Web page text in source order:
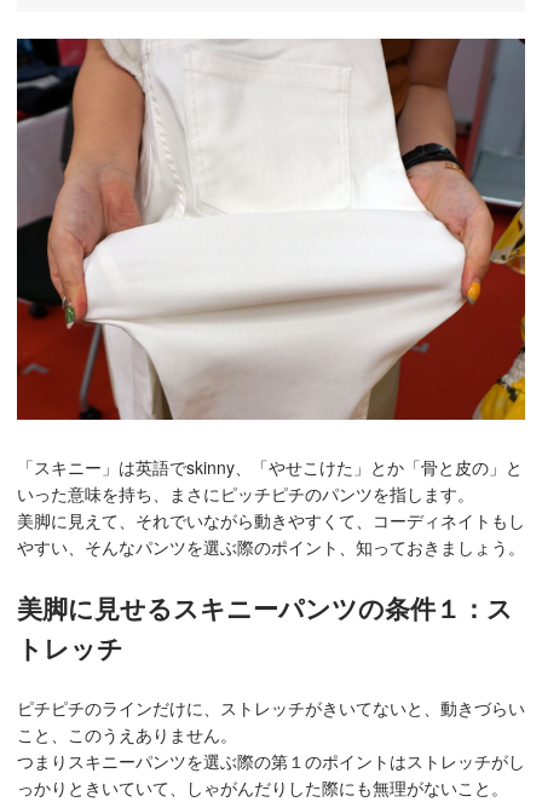
「スキニー」は英語でskinny、「やせこけた」とか「骨と皮の」と
いった意味を持ち、まさにピッチピチのパンツを指します。
美脚に見えて、それでいながら動きやすくて、コーディネイトもし
やすい、そんなパンツを選ぶ際のポイント、知っておきましょう。
美脚に見せるスキニーパンツの条件１：ス
トレッチ
ピチピチのラインだけに、ストレッチがきいてないと、動きづらい
こと、このうえありません。
つまりスキニーパンツを選ぶ際の第１のポイントはストレッチがし
っかりときいていて、しゃがんだりした際にも無理がないこと。